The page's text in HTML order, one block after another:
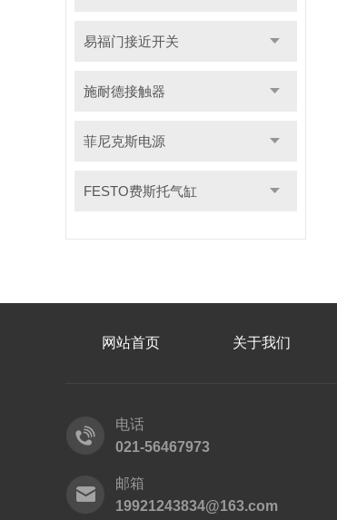
易福门接近开关
施耐德接触器
菲尼克斯电源
FESTO费斯托气缸
网站首页 关于我们
电话
021-56467973
邮箱
19921243834@163.com